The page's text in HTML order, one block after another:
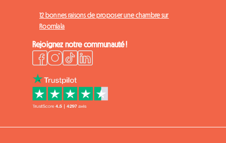
12 bonnes raisons de proposer une chambre sur
Roomlala
Rejoignez notre communauté !